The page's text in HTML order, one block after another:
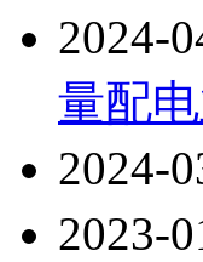
2024-
量配
2024-
2023-